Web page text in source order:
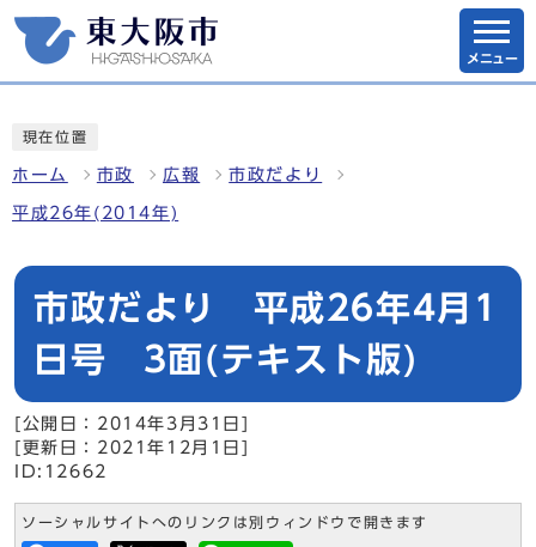
メニュー
現在位置
ホーム 市政 広報 市政だより
平成26年(2014年)
市政だより 平成26年4月1
日号 3面(テキスト版)
[公開日：2014年3月31日]
[更新日：2021年12月1日]
ID:12662
ソーシャルサイトへのリンクは別ウィンドウで開きます